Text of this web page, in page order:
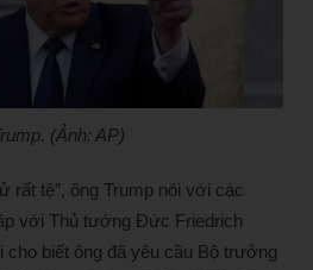
(Ảnh: AP)
rất tệ”, ông Trump nói với các
với Thủ tướng Đức Friedrich
cho biết ông đã yêu cầu Bộ trưởng